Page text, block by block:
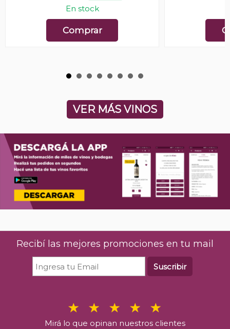
En stock
Comprar
VER MÁS VINOS
Recibí las mejores promociones en tu mail
Suscribir
Mirá lo que opinan nuestros clientes